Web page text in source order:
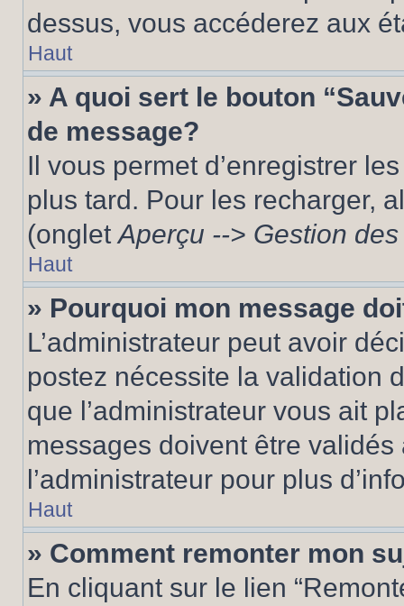
dessus, vous accéderez aux
Haut
» A quoi sert le bouton
de message?
Il vous permet d’enregistrer
plus tard. Pour les recharger,
(ongletAperçu --> Gestion
Haut
» Pourquoi mon message
L’administrateur peut avoir
postez nécessite la validation
que l’administrateur vous ait
messages doivent être validés
l’administrateur pour plus
Haut
» Comment remonter mon
En cliquant sur le lien